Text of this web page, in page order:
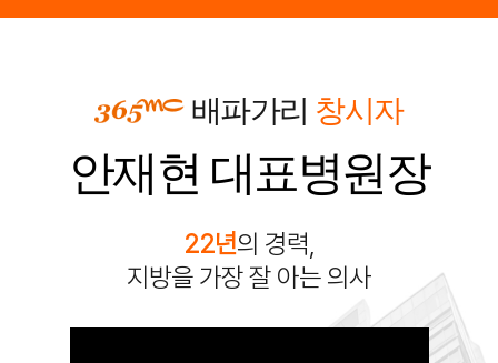
배파가리 창시자
안재현 대표병원장
22년의 경력,
지방을 가장 잘 아는 의사